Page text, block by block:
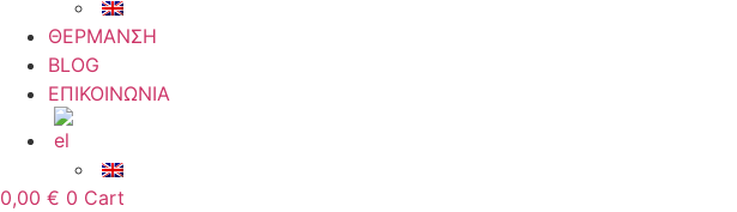
ΘΕΡΜΑΝΣΗ
BLOG
ΕΠΙΚΟΙΝΩΝΙΑ
0,00 € 0 Cart